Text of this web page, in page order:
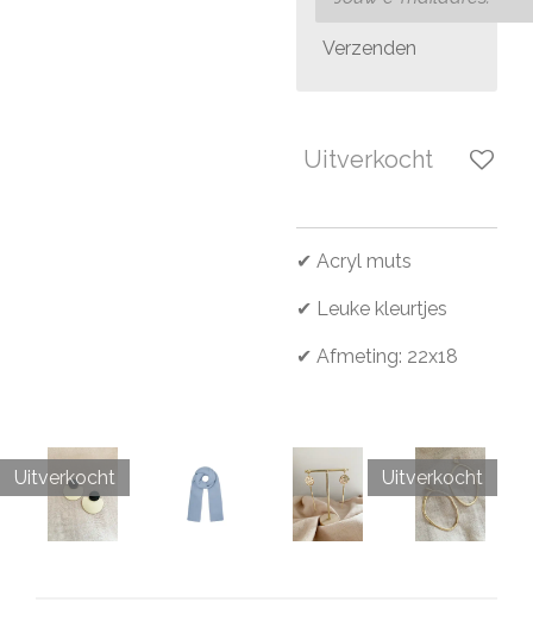
Verzenden
Uitverkocht
✔ Acryl muts
✔ Leuke kleurtjes
✔ Afmeting: 22x18
Uitverkocht Uitverkocht